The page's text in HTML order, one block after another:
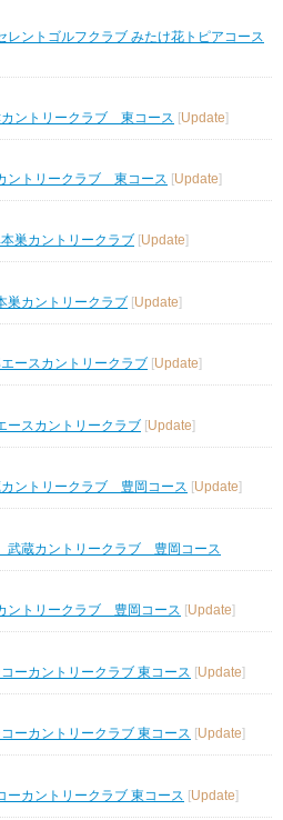
レントゴルフクラブ みたけ花トピアコース
カントリークラブ 東コース [Update]
ントリークラブ 東コース [Update]
巣カントリークラブ
Update
巣カントリークラブ [Update]
ースカントリークラブ
Update
ースカントリークラブ [Update]
カントリークラブ 豊岡コース
Update
武蔵カントリークラブ 豊岡コース
ントリークラブ 豊岡コース [Update]
ーカントリークラブ 東コース [Update]
ーカントリークラブ 東コース [Update]
ーカントリークラブ 東コース [Update]